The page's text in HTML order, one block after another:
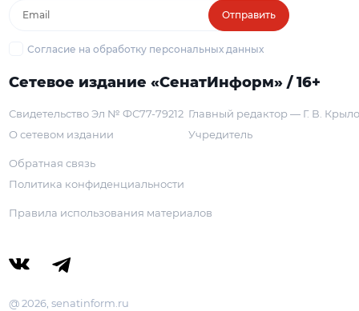
Отправить
Согласие на обработку персональных данных
Сетевое издание «СенатИнформ» / 16+
Свидетельство Эл № ФС77-79212
О сетевом издании
Главный редактор — Г. В.
Учредитель
Обратная связь
Политика конфиденциальности
Правила использования материалов
@ 2026, senatinform.ru